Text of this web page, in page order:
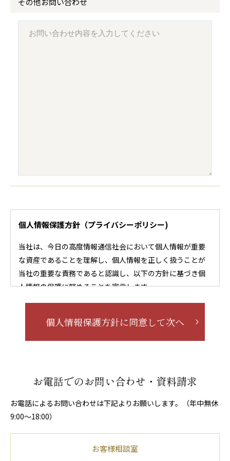
個人情報保護方針（プライバシーポリシー)
当社は、今日の高度情報通信社会において個人情報が重要
な資産であることを理解し、個人情報を正しく扱うことが
当社の重要な責務であると認識し、以下の方針に基づき個
人情報の保護に努めることを宣言します。
当社は、個人情報の保護に関する法令及びその他の
化するよう努力し、適法かつ公正な手段によって、
個人情報を取得します。
第3．個人情報の利用
目的もしくは、それと合理的な関連性のある範囲内
個人情報保護方針に同意して次へ
お電話でのお問い合わせ・資料請求
お電話によるお問い合わせは下記よりお願いします。（年中無休
9:00〜18:00）
お客様相談室